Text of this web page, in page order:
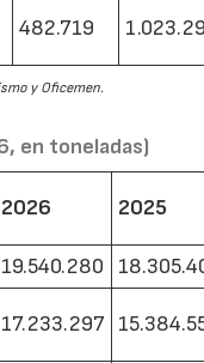
482.719
y Oficemen.
en toneladas)
2026 2025
19.540.280
17.233.297